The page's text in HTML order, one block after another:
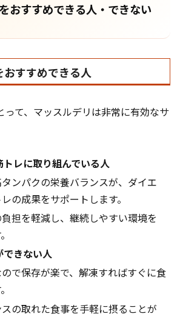
おすすめできる人・できない
すすめできる人
って、マッスルデリは非常に有効なサ
レに取り組んでいる人
ンパクの栄養バランスが、ダイエ
の成果をサポートします。
担を軽減し、継続しやすい環境を
できない人
で保存が楽で、解凍すればすぐに食
の取れた食事を手軽に摂ることが